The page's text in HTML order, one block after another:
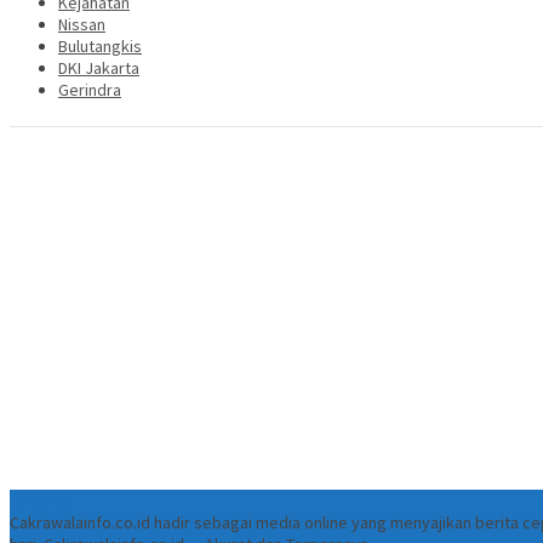
Nissan
Bulutangkis
DKI Jakarta
Gerindra
Cakrawalainfo.co.id hadir sebagai media online yang menyajikan berita